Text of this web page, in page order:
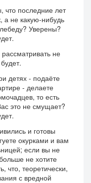
что последние лет
а не какую-нибудь
Уверены?
не
детях - подаёте
- делаете
то есть
это не смущает?
и готовы
окурками и вам
если вы не
не хотите
что, теоретически,
с вредной